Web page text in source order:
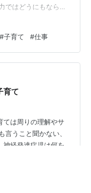
ではどうにもならな
医者の診断が無く
すい。 UDフォント
変えるだけで読みや
「常識」的なものが
配慮できないとい
辛…
#子育て #仕事
育て